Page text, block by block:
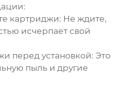
картриджи: Не ждите,
исчерпает свой
перед установкой: Это
пыль и другие